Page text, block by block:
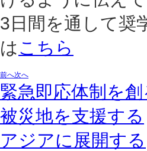
3日間を通して奨
は こちら
前へ次へ
緊急即応体制を創
被災地を支援する
アジアに展開する